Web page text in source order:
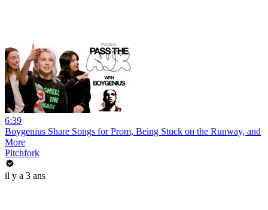
6:39
Boygenius Share Songs for Prom, Being Stuck on the Runway, and
More
Pitchfork
il y a 3 ans